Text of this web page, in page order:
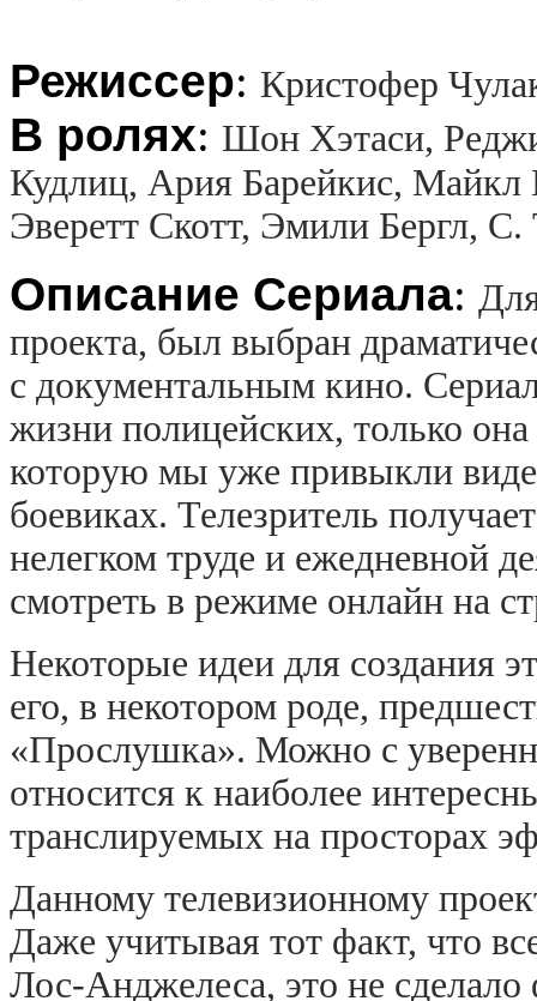
Режиссер: Кристофер
В ролях: Шон Хэтаси,
Кудлиц, Ария Барейкис,
Эверетт Скотт, Эмили Бергл, С.
Описание Сериала:
проекта, был выбран
с документальным кино.
жизни полицейских, только
которую мы уже привыкли
боевиках. Телезритель
нелегком труде и ежедневной
смотреть в режиме онлайн на
Некоторые идеи для создания
его, в некотором роде,
«Прослушка». Можно с
относится к наиболее
транслируемых на просторах
Данному телевизионному
Даже учитывая тот факт, что
Лос-Анджелеса, это не